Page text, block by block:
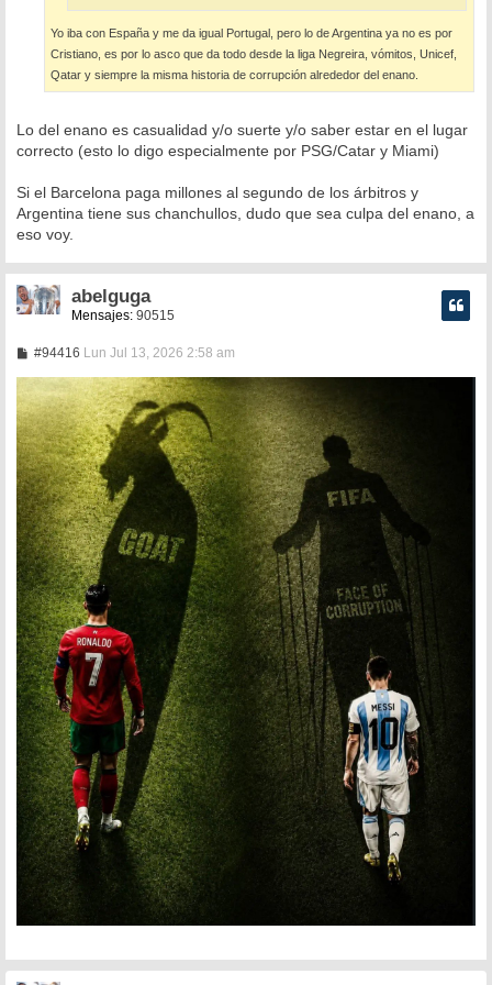
Yo iba con España y me da igual Portugal, pero lo de Argentina ya no es por
Cristiano, es por lo asco que da todo desde la liga Negreira, vómitos, Unicef,
Qatar y siempre la misma historia de corrupción alrededor del enano.
Lo del enano es casualidad y/o suerte y/o saber estar en el lugar
correcto (esto lo digo especialmente por PSG/Catar y Miami)
Si el Barcelona paga millones al segundo de los árbitros y
Argentina tiene sus chanchullos, dudo que sea culpa del enano, a
eso voy.
abelguga
Mensajes: 90515
#94416M
n
s
a
j
e
Lun Jul 13, 2026 2:58 am